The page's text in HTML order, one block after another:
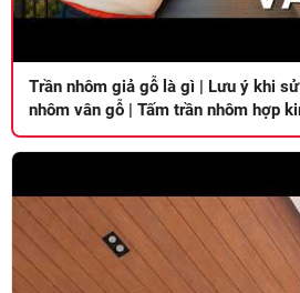
Trần nhôm giả gỗ là gì | Lưu ý khi
nhôm vân gỗ | Tấm trần nhôm hợp